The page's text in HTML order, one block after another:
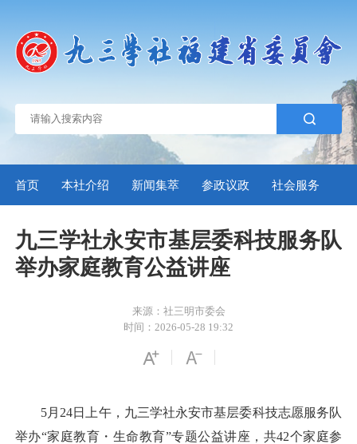
首页 本社介绍 新闻集萃 参政议政 社会服务
九三学社永安市基层委科技服务队
举办家庭教育公益讲座
来源：社三明市委会
时间：2026-05-28 19:32
5月24日上午，九三学社永安市基层委科技志愿服务队
举办“家庭教育・生命教育”专题公益讲座，共42个家庭参